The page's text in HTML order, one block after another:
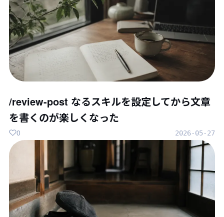
/review-post なるスキルを設定してから文章
を書くのが楽しくなった
2026-05-27
0